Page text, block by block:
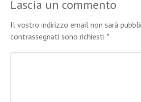
Lascia un commento
Il vostro indirizzo email non sarà
contrassegnati sono richiesti*